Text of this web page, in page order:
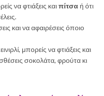
να φτιάξεις καιπίτσαή ότι
και να αφαιρέσεις όποιο
μπορείς να φτιάξεις και
σοκολάτα, φρούτα κι